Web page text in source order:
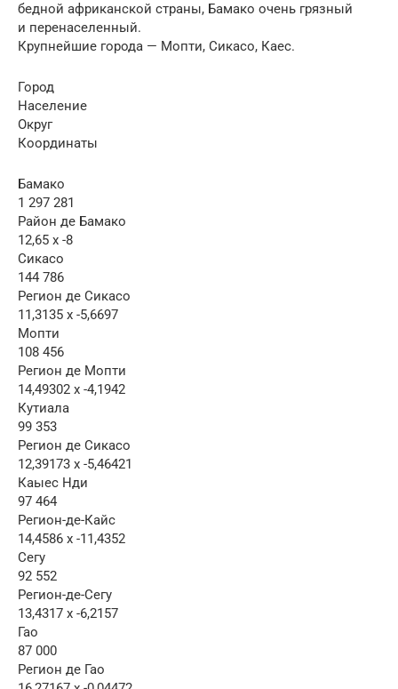
бедной африканской страны, Бамако очень грязный
и перенаселенный.
Крупнейшие города — Мопти, Сикасо, Каес.
Город
Население
Округ
Координаты
Бамако
1 297 281
Район де Бамако
12,65 x -8
Сикасо
144 786
Регион де Сикасо
11,3135 x -5,6697
Мопти
108 456
Регион де Мопти
14,49302 x -4,1942
Кутиала
99 353
Регион де Сикасо
12,39173 x -5,46421
Каыес Нди
97 464
Регион-де-Кайс
14,4586 x -11,4352
Сегу
92 552
Регион-де-Сегу
13,4317 x -6,2157
Гао
87 000
Регион де Гао